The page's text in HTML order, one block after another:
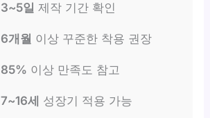
3~5일 제작 기간 확인
6개월 이상 꾸준한 착용 권장
85% 이상 만족도 참고
7~16세 성장기 적용 가능